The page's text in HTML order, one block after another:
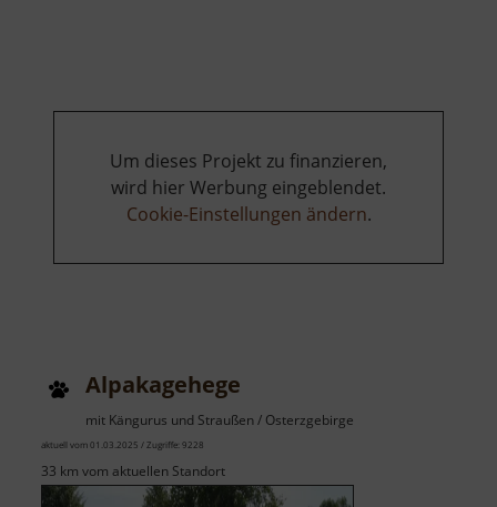
Um dieses Projekt zu finanzieren,
wird hier Werbung eingeblendet.
Cookie-Einstellungen ändern.
Alpakagehege
mit Kängurus und Straußen / Osterzgebirge
aktuell vom 01.03.2025 / Zugriffe: 9228
33 km vom aktuellen Standort